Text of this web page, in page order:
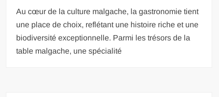
Au cœur de la culture malgache, la gastronomie tient
une place de choix, reflétant une histoire riche et une
biodiversité exceptionnelle. Parmi les trésors de la
table malgache, une spécialité